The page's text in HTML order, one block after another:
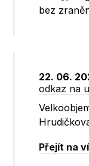
bez
22. 06.
odkaz na
Přejít na